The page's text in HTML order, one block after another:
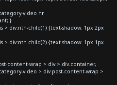
video hr
}
> div:nth-child(1) {text-shadow: 1px 2px
> div:nth-child(2) {text-shadow: 1px 1px
content-wrap > div > div.container,
video > div.post-content-wrap >